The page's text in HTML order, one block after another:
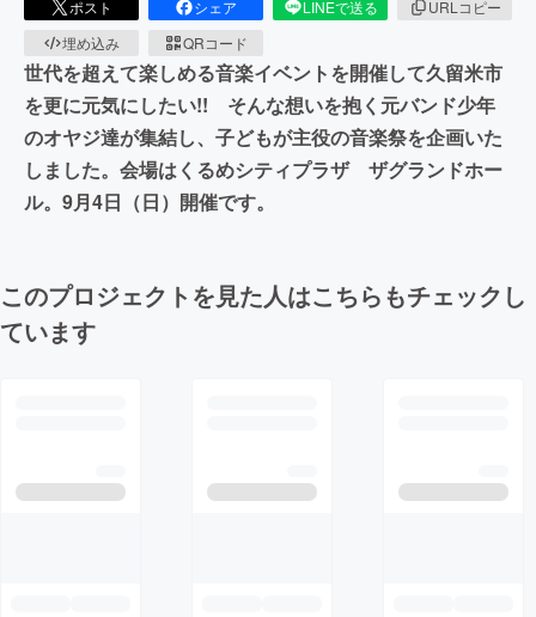
ポスト シェア LINEで送る
URLコピー
埋め込み
QRコード
世代を超えて楽しめる音楽イベントを開催して久留米市
を更に元気にしたい!! そんな想いを抱く元バンド少年
のオヤジ達が集結し、子どもが主役の音楽祭を企画いた
しました。会場はくるめシティプラザ ザグランドホー
ル。9月4日（日）開催です。
このプロジェクトを見た人はこちらもチェックし
ています